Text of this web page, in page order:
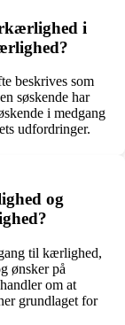
i
beskrives som
søskende har
i medgang
udfordringer.
og
til kærlighed,
ønsker på
om at
grundlaget for